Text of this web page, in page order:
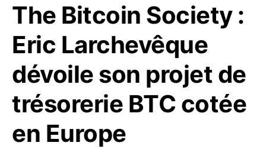
The Bitcoin Society :
Eric Larchevêque
dévoile son projet de
trésorerie BTC cotée
en Europe